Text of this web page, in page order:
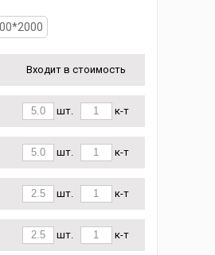
Входит в стоимость
шт. к-т
шт. к-т
шт. к-т
шт. к-т